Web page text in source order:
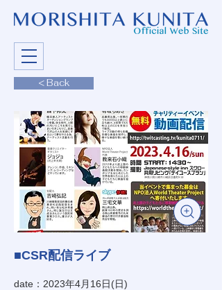
< Back
■CSR配信ライブ
date：2023年4月16日(日)